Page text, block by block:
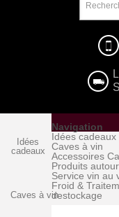
Idées
cadeaux
Caves à vin
Navigation
Idées cadeaux
Caves à vin
Accessoires
Produits
Service vin au
Froid &
destockage